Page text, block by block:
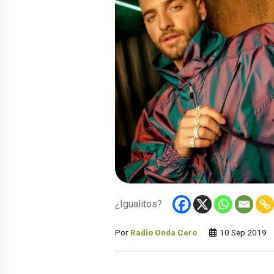
¿Igualitos?
Por Radio Onda Cero 10 Sep 2019